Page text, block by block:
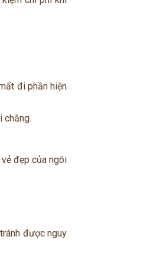
đi phần hiện
chăng.
đẹp của ngôi
được nguy